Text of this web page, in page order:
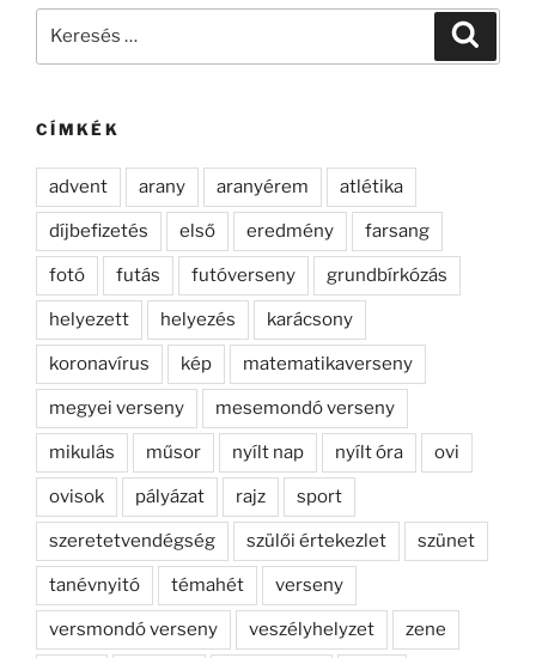
CÍMKÉK
advent arany aranyérem atlétika
díjbefizetés első eredmény farsang
fotó futás futóverseny grundbírkózás
helyezett helyezés karácsony
koronavírus kép matematikaverseny
megyei verseny mesemondó verseny
mikulás műsor nyílt nap nyílt óra ovi
ovisok pályázat rajz sport
szeretetvendégség szülői értekezlet szünet
tanévnyitó témahét verseny
versmondó verseny veszélyhelyzet zene